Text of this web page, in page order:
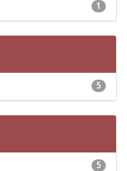
1
5
5